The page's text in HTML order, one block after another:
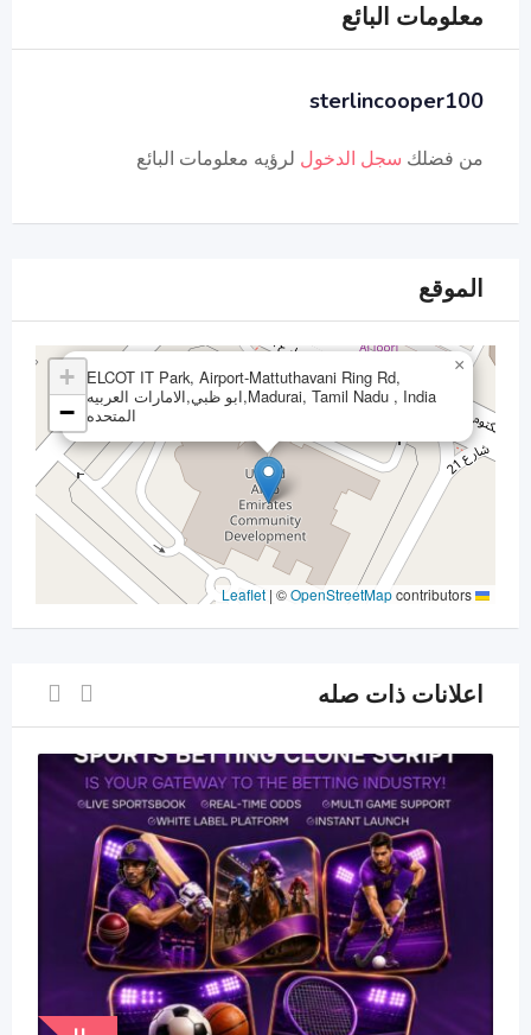
معلومات البائع
sterlincooper100
من فضلك سجل الدخول لرؤيه معلومات البائع
الموقع
ELCOT IT Park, Airport-Mattuthavani Ring Rd,
Madurai, Tamil Nadu , India,ابو ظبي,الامارات العربيه
المتحده
×
+
−
| ©OpenStreetMapcontributors
اعلانات ذات صله